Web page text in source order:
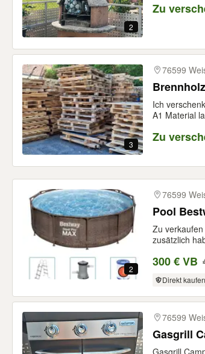
2
Zu
3
76599
Ich
A1 Material
Zu
2
76599
Pool
Zu
zusätzlich
300 € VB
Direkt kaufen
76599
Gasgrill
Gasgrill